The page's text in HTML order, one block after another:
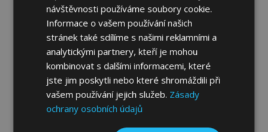
Přidat Do Košíku
Přidat
k
oblíbeným
návštěvnosti používáme soubory cookie.
Informace o vašem používání našich
stránek také sdílíme s našimi reklamními a
analytickými partnery, kteří je mohou
kombinovat s dalšími informacemi, které
jste jim poskytli nebo které shromáždili při
vašem používání jejich služeb. Zásady
ochrany osobních údajů